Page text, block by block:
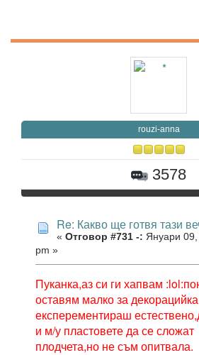
rouzi-anna
3578
Re: Какво ще готвя тази
« Отговор #731 -: Януари
pm »
Пуканка,аз си ги хапвам
оставям малко за
експерементираш
и м/у пластовете да се сложат
плодчета,но не съм опитвала.